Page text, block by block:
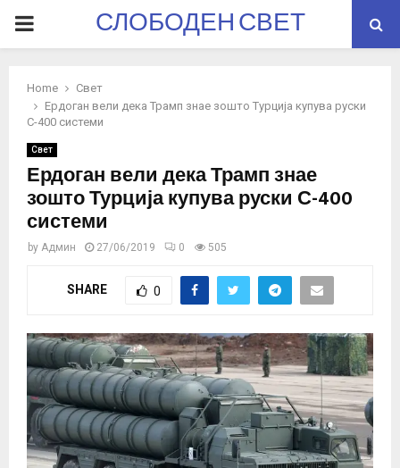
PRIMARYСЛОБОДЕН СВЕТ
Home
Свет
Ердоган вели дека Трамп знае зошто Турција купува руски
С-400 системи
Свет
Ердоган вели дека Трамп знае
зошто Турција купува руски С-400
системи
by Админ 27/06/2019 0 505
SHARE 0